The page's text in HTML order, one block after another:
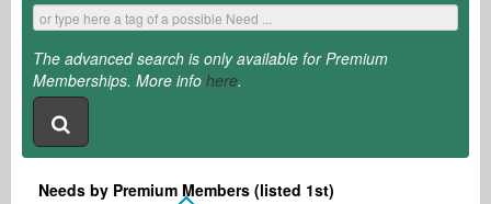
The advanced search is only available for Premium
Memberships. More info here.
Needs by Premium Members (listed 1st)